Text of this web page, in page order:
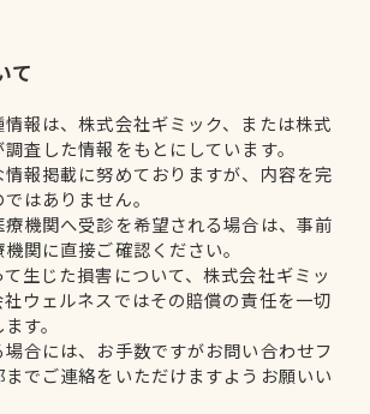
て
報は、株式会社ギミック、または株式
査した情報をもとにしています。
報掲載に努めておりますが、内容を完
はありません。
機関へ受診を希望される場合は、事前
関に直接ご確認ください。
生じた損害について、株式会社ギミッ
ウェルネスではその賠償の責任を一切
す。
合には、お手数ですがお問い合わせフ
でご連絡をいただけますようお願いい